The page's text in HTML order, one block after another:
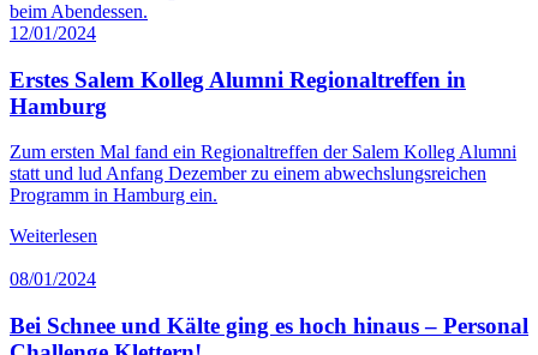
12/01/2024
Erstes Salem Kolleg Alumni Regionaltreffen in
Hamburg
Zum ersten Mal fand ein Regionaltreffen der Salem Kolleg Alumni
statt und lud Anfang Dezember zu einem abwechslungsreichen
Programm in Hamburg ein.
Weiterlesen
08/01/2024
Bei Schnee und Kälte ging es hoch hinaus – Personal